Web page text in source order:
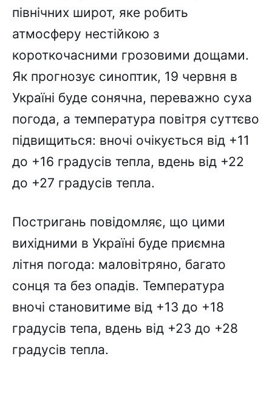
північних широт, яке робить
атмосферу нестійкою з
короткочасними грозовими дощами.
Як прогнозує синоптик, 19 червня в
Україні буде сонячна, переважно суха
погода, а температура повітря суттєво
підвищиться: вночі очікується від +11
до +16 градусів тепла, вдень від +22
до +27 градусів тепла.
Постригань повідомляє, що цими
вихідними в Україні буде приємна
літня погода: маловітряно, багато
сонця та без опадів. Температура
вночі становитиме від +13 до +18
градусів тепа, вдень від +23 до +28
градусів тепла.